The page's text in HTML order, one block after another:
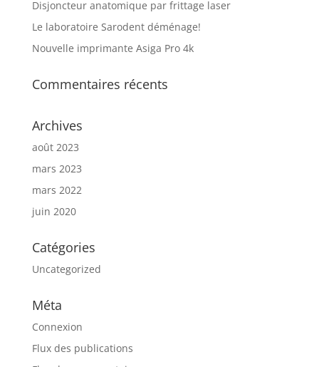
Disjoncteur anatomique par frittage laser
Le laboratoire Sarodent déménage!
Nouvelle imprimante Asiga Pro 4k
Commentaires récents
Archives
août 2023
mars 2023
mars 2022
juin 2020
Catégories
Uncategorized
Méta
Connexion
Flux des publications